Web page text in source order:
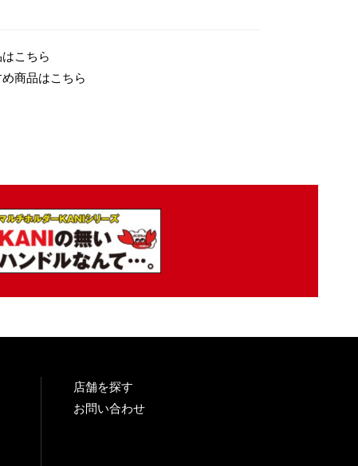
こちら
商品はこちら
店舗を探す
お問い合わせ